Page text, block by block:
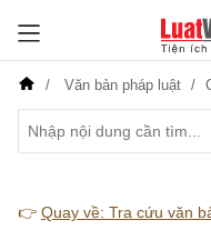
Văn bản pháp luật
👉 Quay về: Tra cứu văn